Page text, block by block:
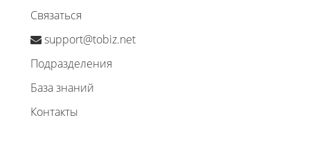
Связаться
support@tobiz.net
Подразделения
База знаний
Контакты